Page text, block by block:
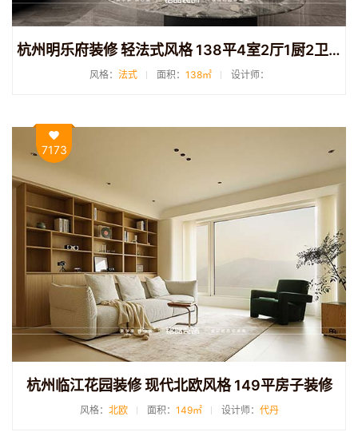
杭州明乐府装修 轻法式风格 138平4室2厅1厨2卫装修
风格： 法式 面积： 138㎡ 设计师：
7173
杭州临江花园装修 现代北欧风格 149平房子装修
风格： 北欧 面积： 149㎡ 设计师： 代丹